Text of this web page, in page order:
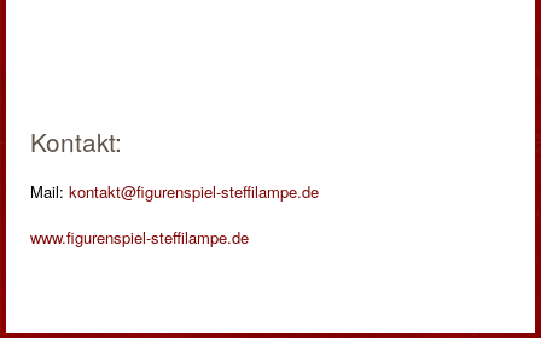
Kontakt:
Mail: kontakt@figurenspiel-steffilampe.de
www.figurenspiel-steffilampe.de